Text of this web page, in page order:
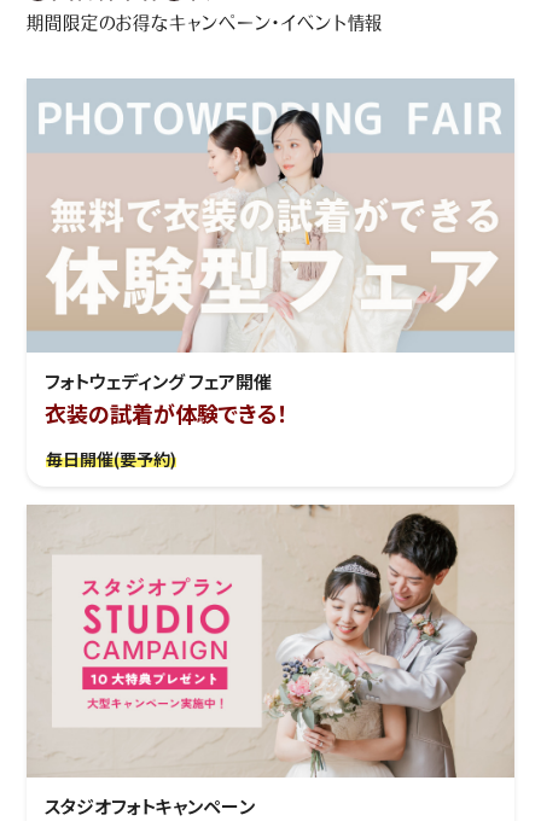
期間限定のお得なキャンペーン・イベント情報
フォトウェディング フェア開催
衣装の試着が体験できる！
毎日開催(要予約)
スタジオフォトキャンペーン